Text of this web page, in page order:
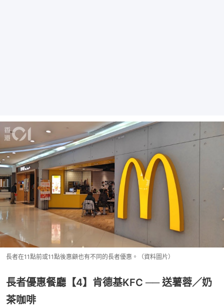
長者在11點前或11點後惠顧也有不同的長者優惠。（資料圖片）
長者優惠餐廳【4】肯德基KFC ── 送薯蓉／奶
茶咖啡